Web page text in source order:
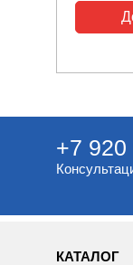
+7 920
КАТАЛОГ